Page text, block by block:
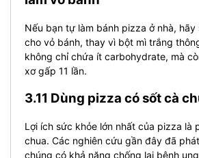
Nếu bạn tự làm bánh pizza ở nhà,
cho vỏ bánh, thay vì bột mì trắng
không chỉ chứa ít carbohydrate, mà
xơ gấp 11 lần.
3.11 Dùng pizza có sốt cà
Lợi ích sức khỏe lớn nhất của pizza là
chua. Các nghiên cứu gần đây đã
chúng có khả năng chống lại bệnh